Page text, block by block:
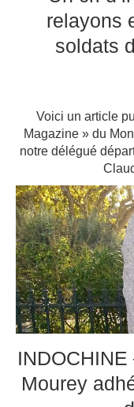
relayons
soldats
Voici un article
Magazine » du
notre délégué
Mourey